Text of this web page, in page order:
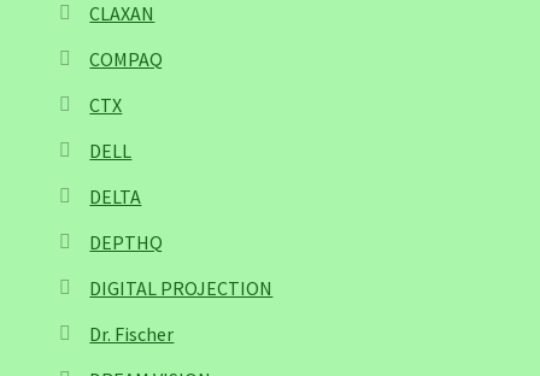
CLAXAN
COMPAQ
CTX
DELL
DELTA
DEPTHQ
DIGITAL PROJECTION
Dr. Fischer